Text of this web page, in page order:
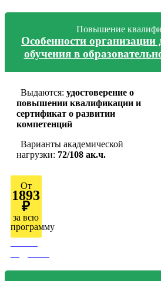
Повышение
Особенности организации
обучения в
Выдаются: удостоверение о
повышении квалификации и
сертификат о развитии
компетенций
Варианты академической
нагрузки: 72/108 ак.ч.
От
1893
₽
за всю
программу